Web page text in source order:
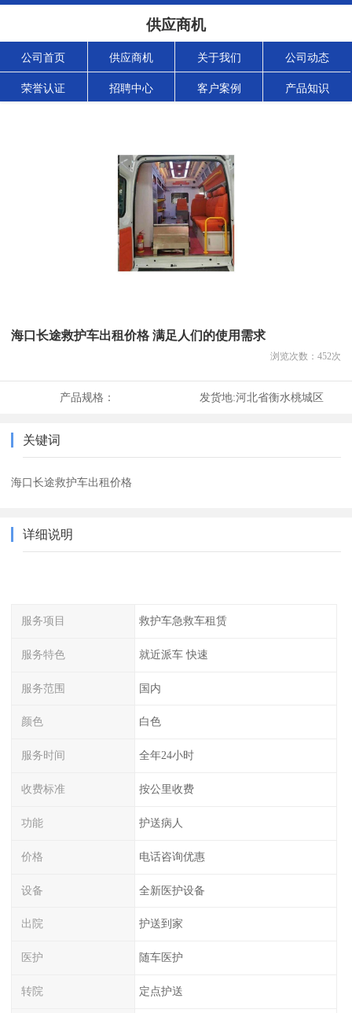
供应商机
公司首页 供应商机 关于我们 公司动态
荣誉认证 招聘中心 客户案例 产品知识
海口长途救护车出租价格 满足人们的使用需求
浏览次数： 452次
产品规格： 发货地:河北省衡水桃城区
关键词
海口长途救护车出租价格
详细说明
服务项目 救护车急救车租赁
服务特色 就近派车 快速
服务范围 国内
颜色 白色
服务时间 全年24小时
收费标准 按公里收费
功能 护送病人
价格 电话咨询优惠
设备 全新医护设备
出院 护送到家
医护 随车医护
转院 定点护送